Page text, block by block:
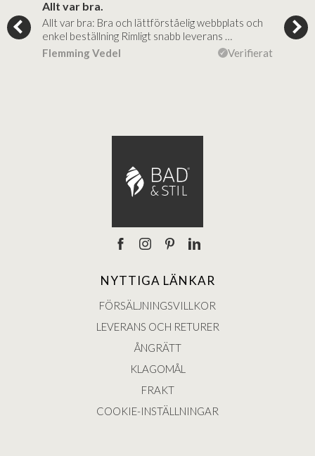
Allt var bra.
Allt var bra: Bra och lättförståelig webbplats och
enkel beställning Rimligt snabb leverans …
Flemming Vedel
Verifierat
Jag
NYTTIGA LÄNKAR
FÖRSÄLJNINGSVILLKOR
LEVERANS OCH RETURER
ÅNGRÄTT
KLAGOMÅL
FRAKT
COOKIE-INSTÄLLNINGAR